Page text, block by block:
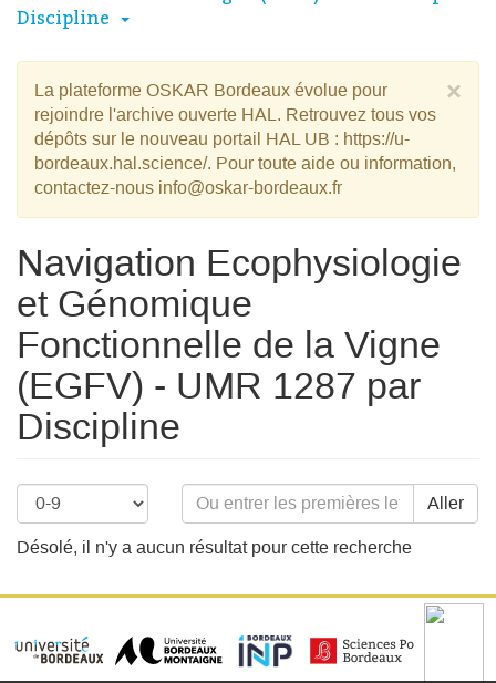
Discipline
×
La plateforme OSKAR Bordeaux évolue pour
rejoindre l'archive ouverte HAL. Retrouvez tous vos
dépôts sur le nouveau portail HAL UB : https://u-
bordeaux.hal.science/. Pour toute aide ou information,
contactez-nous info@oskar-bordeaux.fr
Navigation Ecophysiologie
et Génomique
Fonctionnelle de la Vigne
(EGFV) - UMR 1287 par
Discipline
Aller
Désolé, il n'y a aucun résultat pour cette recherche